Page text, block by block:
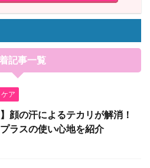
記事一覧
ア
】顔の汗によるテカリが解消！
ラスの使い心地を紹介